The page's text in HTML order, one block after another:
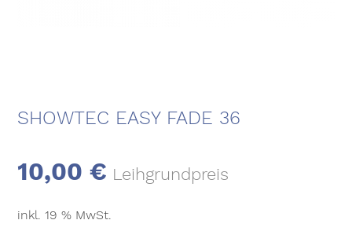
SHOWTEC EASY FADE 36
10,00€ Leihgrundpreis
inkl. 19 % MwSt.